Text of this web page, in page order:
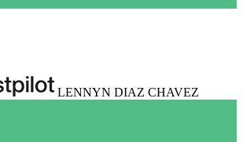
LENNYN DIAZ CHAVEZ